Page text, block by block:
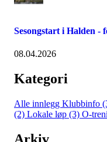
Sesongstart i Halden -
08.04.2026
Kategori
Alle innlegg Klubbinfo
(2) Lokale løp (3) O-